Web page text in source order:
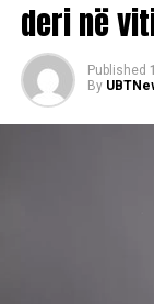
deri në
Published
By